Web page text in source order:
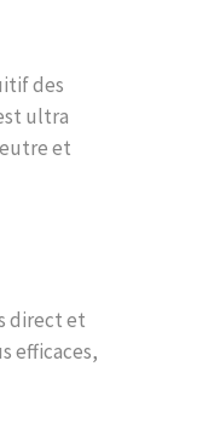
des
ultra
et
direct et
efficaces,